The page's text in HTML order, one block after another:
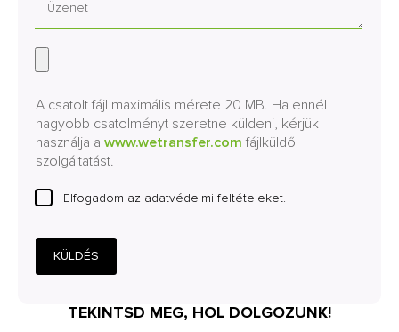
A csatolt fájl maximális mérete 20 MB. Ha ennél
nagyobb csatolményt szeretne küldeni, kérjük
használja a www.wetransfer.com fájlküldő
szolgáltatást.
Elfogadom az adatvédelmi feltételeket.
KÜLDÉS
TEKINTSD MEG, HOL DOLGOZUNK!